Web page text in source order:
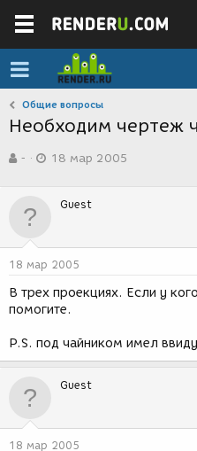
Общие вопросы
Необходим чертеж
в
р
м
-
а
д
н
и
18 мар 2005
Guest
18 мар 2005
В трех проекциях. Если у
помогите.
P.S. под чайником имел
Guest
18 мар 2005